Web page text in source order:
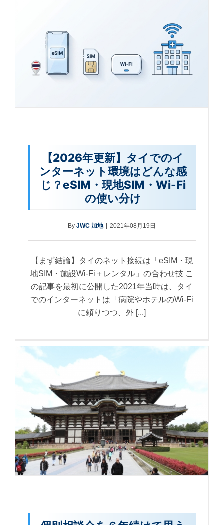
【2026年更新】タイでのイ
ンターネット環境はどんな感
じ？eSIM・現地SIM・Wi-Fi
の使い分け
By JWC 加地 2021年08月19日
【まず結論】タイのネット接続は「eSIM・現
地SIM・施設Wi-Fi＋レンタル」の合わせ技 こ
の記事を最初に公開した2021年当時は、タイ
でのインターネットは「病院やホテルのWi-Fi
に頼りつつ、外 [...]